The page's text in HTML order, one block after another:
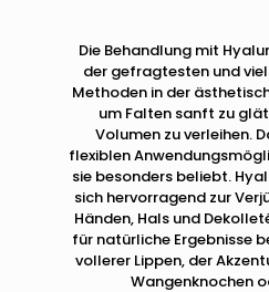
Die Behandlung mit
der gefragtesten und
Methoden in der
um Falten sanft zu
Volumen zu verleihen.
flexiblen
sie besonders beliebt.
sich hervorragend zur
Händen, Hals und
für natürliche Ergebnisse
vollerer Lippen, der
Wangenknochen